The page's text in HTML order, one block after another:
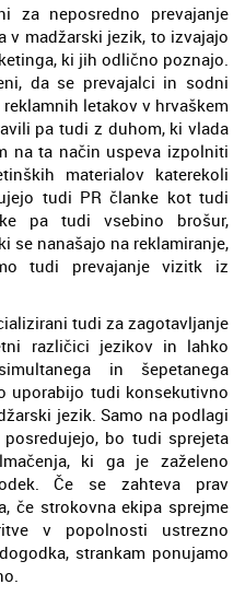
za neposredno prevajanje
v madžarski jezik, to izvajajo
ki jih odlično poznajo.
da se prevajalci in sodni
letakov v hrvaškem
pa tudi z duhom, ki vlada
na ta način uspeva izpolniti
materialov katerekoli
tudi PR članke kot tudi
pa tudi vsebino brošur,
se nanašajo na reklamiranje,
tudi prevajanje vizitk iz
tudi za zagotavljanje
različici jezikov in lahko
in šepetanega
uporabijo tudi konsekutivno
jezik. Samo na podlagi
bo tudi sprejeta
ki ga je zaželeno
Če se zahteva prav
če strokovna ekipa sprejme
v popolnosti ustrezno
strankam ponujamo